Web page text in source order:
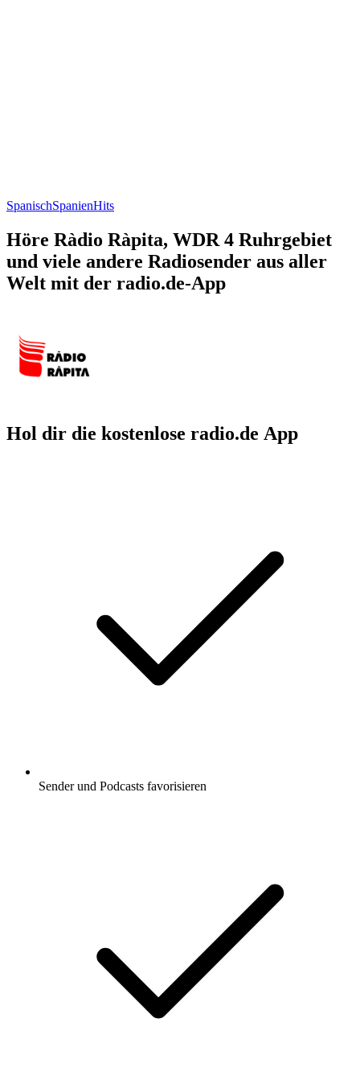
SpanischSpanienHits
Höre Ràdio Ràpita, WDR 4 Ruhrgebiet
und viele andere Radiosender aus aller
Welt mit der radio.de-App
Hol dir die kostenlose radio.de App
Sender und Podcasts favorisieren